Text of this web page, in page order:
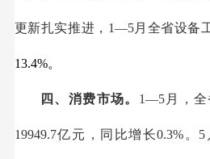
更新扎实推进，1—5月全省设备
13.4%。
四、消费市场。 1—5月，
19949.7亿元，同比增长0.3%。